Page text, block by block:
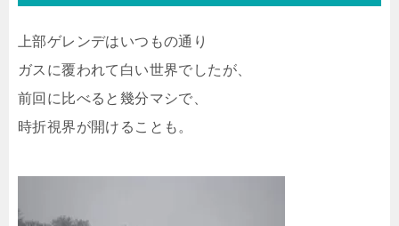
上部ゲレンデはいつもの通り
ガスに覆われて白い世界でしたが、
前回に比べると幾分マシで、
時折視界が開けることも。